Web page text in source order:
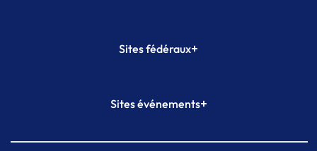
Sites fédéraux+
Plateforme Formation
Sites événements+
Meeting de Paris indoor